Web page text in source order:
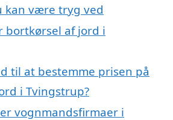
kan være tryg ved
bortkørsel af jord i
til at bestemme prisen på
i Tvingstrup?
vognmandsfirmaer i